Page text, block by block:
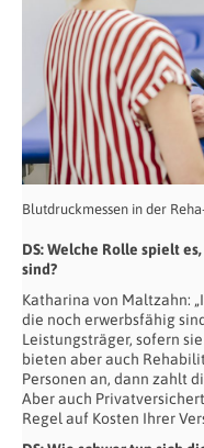
Blutdruckmessen in der
DS: Welche Rolle spielt
sind?
Katharina von Maltzahn:
die noch erwerbsfähig
Leistungsträger, sofern
bieten aber auch
Personen an, dann zahlt
Aber auch
Regel auf Kosten Ihrer